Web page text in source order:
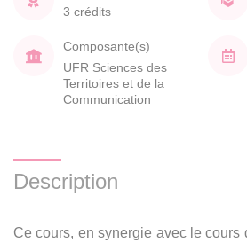
3 crédits
Composante(s)
UFR Sciences des
Territoires et de la
Communication
Description
Ce cours, en synergie avec le cours